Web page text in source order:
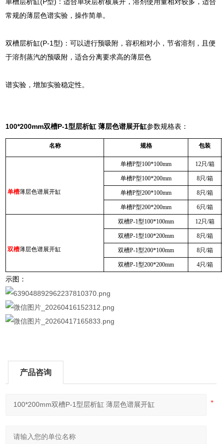
常规的薄层色谱实验，操作简单。
双槽层析缸(P-1型)：可以进行预吸附，容积相对小，节省溶剂，且便
于溶剂蒸汽的预吸附，适合分离要求高的薄层色
谱实验，增加实验稳定性。
100*200mm双槽P-1型层析缸 薄层色谱展开缸参数规格表：
名称 规格 包装
单槽薄层色谱展开缸
单槽P型100*100mm 12只/箱
单槽P型100*200mm 8只/箱
单槽P型200*100mm 8只/箱
单槽P型200*200mm 6只/箱
双槽薄层色谱展开缸
双槽P-1型100*100mm 12只/箱
双槽P-1型100*200mm 8只/箱
双槽P-1型200*100mm 8只/箱
双槽P-1型200*200mm 4只/箱
示图：
产品咨询